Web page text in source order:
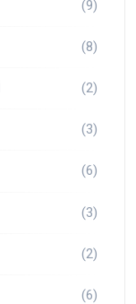
(9)
(8)
(2)
(3)
(6)
(3)
(2)
(6)